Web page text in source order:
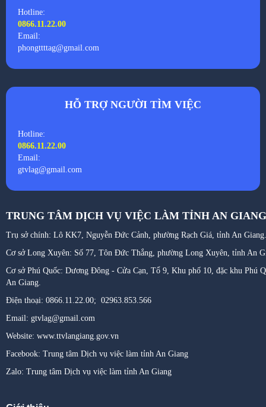
Hotline:
0866.11.22.00
Email:
phongttttag@gmail.com
HỖ TRỢ NGƯỜI TÌM VIỆC
Hotline:
0866.11.22.00
Email:
gtvlag@gmail.com
TRUNG TÂM DỊCH VỤ VIỆC LÀM TỈNH AN GIANG
Trụ sở chính: Lô KK7, Nguyễn Đức Cảnh, phường Rạch Giá, tỉnh An Giang.
Cơ sở Long Xuyên: Số 77, Tôn Đức Thắng, phường Long Xuyên, tỉnh An
Cơ sở Phú Quốc: Dương Đông - Cửa Cạn, Tổ 9, Khu phố 10, đặc khu Phú
An Giang.
Điện thoại: 0866.11.22.00; 02963.853.566
Email: gtvlag@gmail.com
Website: www.ttvlangiang.gov.vn
Facebook: Trung tâm Dịch vụ việc làm tỉnh An Giang
Zalo: Trung tâm Dịch vụ việc làm tỉnh An Giang